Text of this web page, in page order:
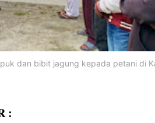
dan bibit jagung kepada petani di
: